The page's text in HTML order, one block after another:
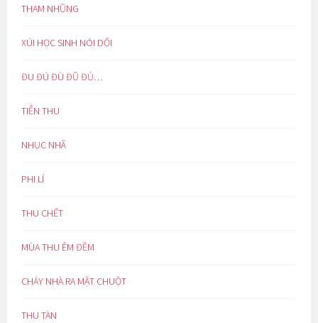
THAM NHŨNG
XÚI HỌC SINH NÓI DỐI
ĐU ĐÚ ĐÙ ĐŨ ĐỦ…
TIỄN THU
NHỤC NHÃ
PHI LÍ
THU CHẾT
MÙA THU ÊM ĐỀM
CHÁY NHÀ RA MẶT CHUỘT
THU TÀN